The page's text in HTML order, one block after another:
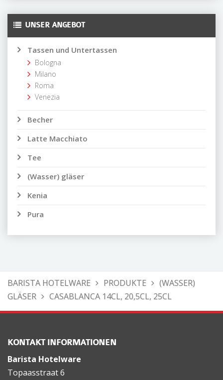
UNSER ANGEBOT
Tassen und Untertassen
Bologna
Milano
Roma
Venezia
Becher
Latte Macchiato
Tee
(Wasser) gläser
Kenia
Pura
BARISTA HOTELWARE PRODUKTE
(WASSER)
GLÄSER
CASABLANCA 14CL, 20,5CL, 25CL
KONTAKT INFORMATIONEN
Barista Hotelware
Topaasstraat 6